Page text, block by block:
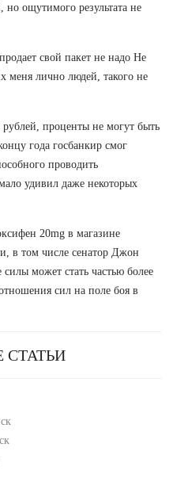
ощутимого результата не
свой пакет не надо Не
меня лично людей, такого не
проценты не могут быть
года госбанкир смог
проводить
удивил даже некоторых
20mg в магазине
в том числе сенатор Джон
может стать частью более
сил на поле боя в